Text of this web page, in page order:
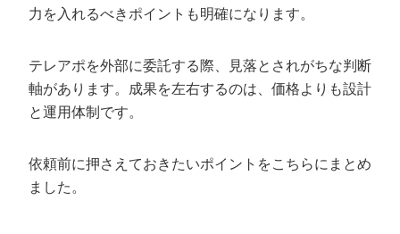
力を入れるべきポイントも明確になります。
テレアポを外部に委託する際、見落とされがちな判断
軸があります。成果を左右するのは、価格よりも設計
と運用体制です。
依頼前に押さえておきたいポイントをこちらにまとめ
ました。